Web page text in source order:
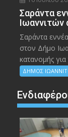
Σαράντα
Ιωαννιτών
Σαράντα
στον Δήμο
κατανομής για
ΔΗΜΟΣ